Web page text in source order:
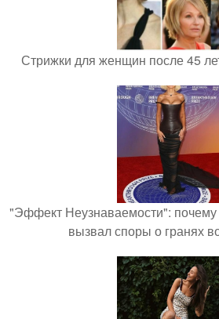
Стрижки для женщин после 45
"Эффект Неузнаваемости":
вызвал споры о гранях